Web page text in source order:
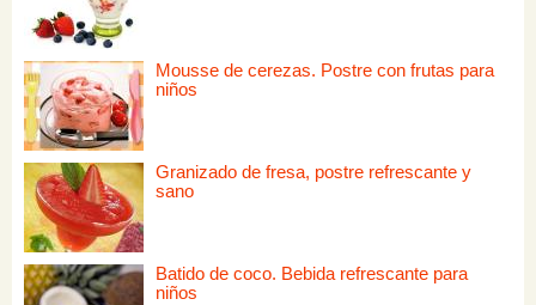
Mousse de cerezas. Postre con frutas para
niños
Granizado de fresa, postre refrescante y
sano
Batido de coco. Bebida refrescante para
niños